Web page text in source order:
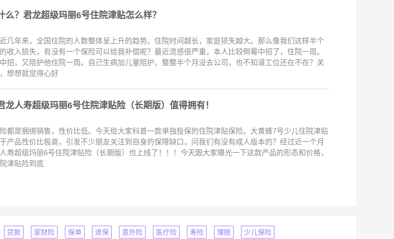
么？君龙超级玛丽6号住院津贴怎么样？
几年来，全国住院的人数整体呈上升的趋势。住院时间越长，家庭损失越大。那么像我们这样半个
收入损失，有没有一个保险可以给我补偿呢？最近流感很严重，本人比较倒霉中招了，住院一周。
招，又陪护他住院一周。自己生病加儿童陪护，整整半个月没去公司，也不知道工位还在不在？关
想想就觉得心好
龙人寿超级玛丽6号住院津贴险（长期版）值得拥有！
都是捆绑销售，性价比低。今天给大家科普一款单独投保的住院津贴保险。大黄蜂7号少儿住院津贴
产品性价比极高，引发不少朋友关注到自身的保障缺口，问我们有没有成人版本的？经过近一个月
寿超级玛丽6号住院津贴险（长期版）也上线了！！！今天跟大家曝光一下这款产品的形态和价格，
津贴险到底
贷款 家财险 保单 退保 意外险 医疗险 寿险 理赔 少儿保险